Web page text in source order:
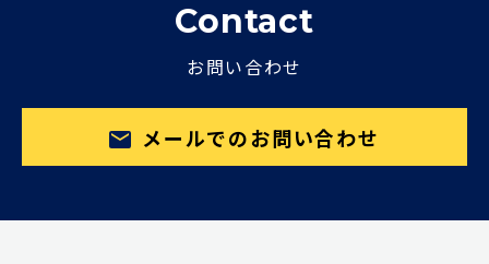
Contact
お問い合わせ
メールでのお問い合わせ